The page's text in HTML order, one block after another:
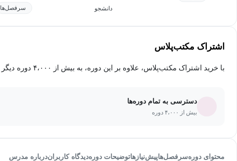
دانشجو سرفصل‌ها
اشتراک مکتب‌پلاس
با خرید اشتراک مکتب‌پلاس، علاوه بر این دوره، به بیش از ۴،۰۰۰ دوره دیگر دسترسی خواهید داشت.
دسترسی به تمام دوره‌ها
بیش از ۴،۰۰۰ دوره
محتوای دورهسرفصل‌هاپیش‌نیاز‌هاتوضیحات دورهدیدگاه کاربراندرباره مدرس